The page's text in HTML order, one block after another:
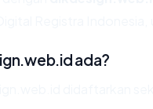
ada?